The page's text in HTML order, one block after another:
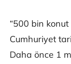
“500 bin
Cumhuriyet
Daha önce 1